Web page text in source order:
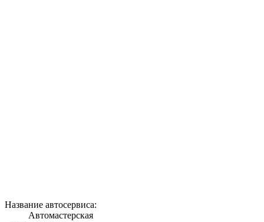
Название автосервиса:
Автомастерская